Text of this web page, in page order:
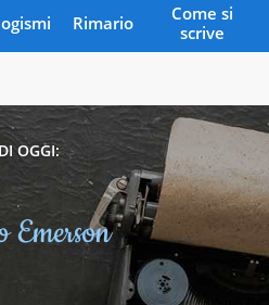
Rimario
Come si
scrive
OGGI: